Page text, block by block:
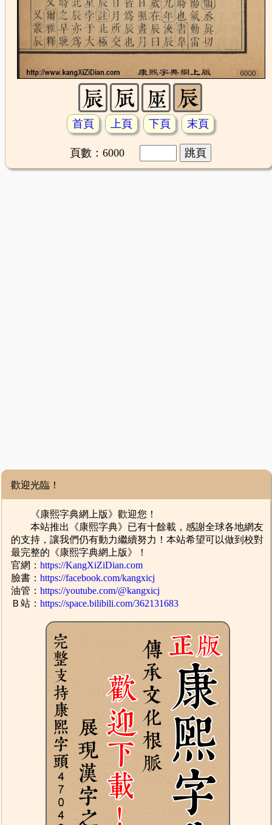
首頁 上頁 下頁 末頁
頁數：6000
歡迎光臨！
《康熙字典網上版》歡迎您！
本站推出《康熙字典》已有十餘載，感謝全球各地網友
的支持，讓我們仍有動力繼續努力！本站希望可以做到校對
最完整的《康熙字典網上版》！
官網：https://KangXiZiDian.com
臉書：https://facebook.com/kangxicj
油管：https://youtube.com/@kangxicj
Ｂ站：https://space.bilibili.com/362131683